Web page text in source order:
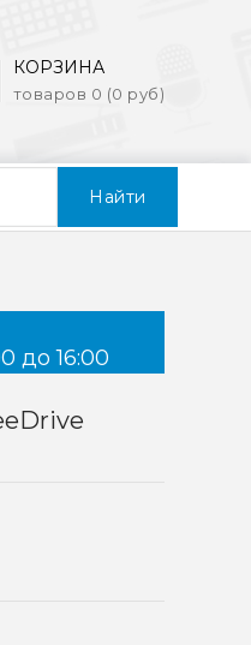
Найти
КОРЗИНА
товаров 0 (0 руб)
до 16:00